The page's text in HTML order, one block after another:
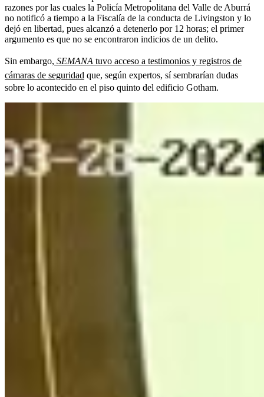
razones por las cuales la Policía Metropolitana del Valle de Aburrá
no notificó a tiempo a la Fiscalía de la conducta de Livingston y lo
dejó en libertad, pues alcanzó a detenerlo por 12 horas; el primer
argumento es que no se encontraron indicios de un delito.
Sin embargo, SEMANA tuvo acceso a testimonios y registros de
cámaras de seguridad que, según expertos, sí sembrarían dudas
sobre lo acontecido en el piso quinto del edificio Gotham.